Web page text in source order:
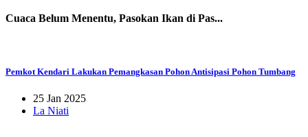
Cuaca Belum Menentu, Pasokan Ikan di Pas...
Pemkot Kendari Lakukan Pemangkasan Pohon Antisipasi Pohon Tumbang
25 Jan 2025
La Niati